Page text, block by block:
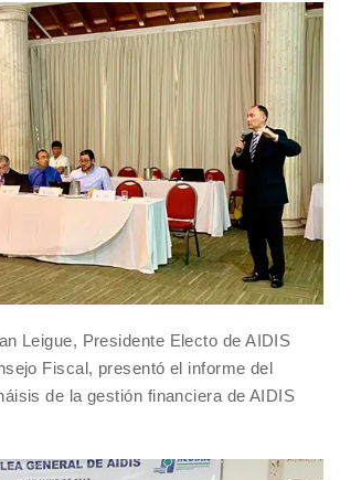
Leigue, Presidente Electo de AIDIS
Fiscal, presentó el informe del
de la gestión financiera de AIDIS